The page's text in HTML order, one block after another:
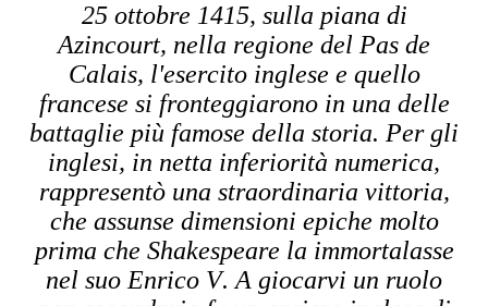
25 ottobre 1415, sulla piana di
Azincourt, nella regione del Pas de
Calais, l'esercito inglese e quello
francese si fronteggiarono in una delle
battaglie più famose della storia. Per gli
inglesi, in netta inferiorità numerica,
rappresentò una straordinaria vittoria,
che assunse dimensioni epiche molto
prima che Shakespeare la immortalasse
nel suo Enrico V. A giocarvi un ruolo